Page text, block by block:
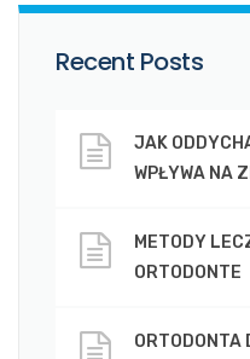
Recent Posts
JAK
WPŁYWA NA
METODY
ORTODONTE
ORTODONTA